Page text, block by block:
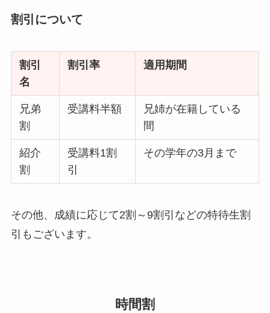
割引について
割引
名
割引率 適用期間
兄弟
割
受講料半額
兄姉が在籍している
間
紹介
割
受講料1割
引
その学年の3月まで
その他、成績に応じて2割～9割引などの特待生割
引もございます。
時間割